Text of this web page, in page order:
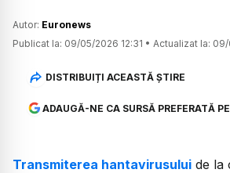
Autor: Euronews
Publicat la: 09/05/2026 12:31 • Actualizat la: 09/
DISTRIBUIȚI ACEASTĂ ȘTIRE
ADAUGĂ-NE CA SURSĂ PREFERATĂ
Transmiterea hantavirusului de la